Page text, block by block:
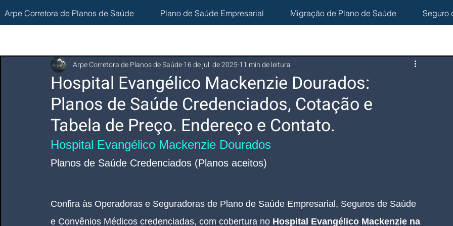
Arpe Corretora de Planos de Saúde Plano de Saúde Empresarial Migração de Plano de Saúde Seguro
Hospital Evangélico Mackenzie Dourados:
Planos de Saúde Credenciados, Cotação e
Tabela de Preço. Endereço e Contato.
Arpe Corretora de Planos de Saúde16 de jul. de 202511 min de leitura
Hospital Evangélico Mackenzie Dourados
Planos de Saúde Credenciados (Planos aceitos)
Confira às Operadoras e Seguradoras de Plano de Saúde Empresarial, Seguros de Saúde
e Convênios Médicos credenciadas, com cobertura no Hospital Evangélico Mackenzie na